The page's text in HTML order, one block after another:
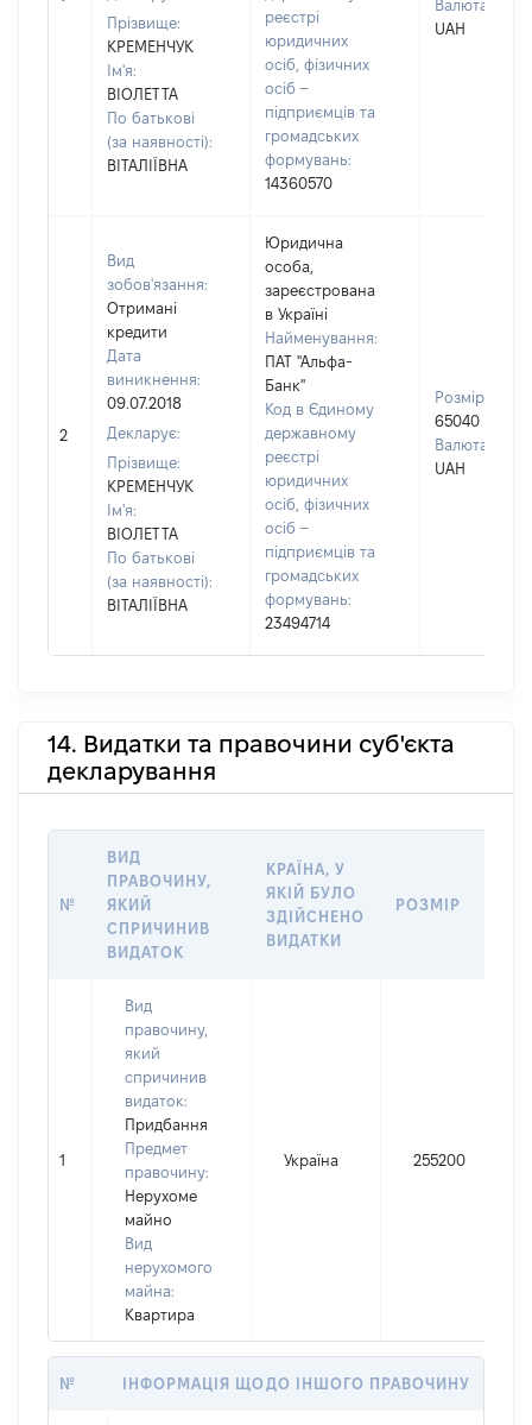
Прізвище:
КРЕМЕНЧУК
Ім'я:
ВІОЛЕТТА
По батькові
(за наявності):
ВІТАЛІЇВНА
реєстрі
юридичних
осіб, фізичних
осіб –
підприємців та
громадських
формувань:
14360570
Валюта:
UAH
2
Вид
зобов'язання:
Отримані
кредити
Дата
виникнення:
09.07.2018
Декларує:
Прізвище:
КРЕМЕНЧУК
Ім'я:
ВІОЛЕТТА
По батькові
(за наявності):
ВІТАЛІЇВНА
Юридична
особа,
зареєстрована
в Україні
Найменування:
ПАТ "Альфа-
Банк"
Код в Єдиному
державному
реєстрі
юридичних
осіб, фізичних
осіб –
підприємців та
громадських
формувань:
23494714
Розмір:
65040
Валюта:
UAH
14. Видатки та правочини суб'єкта
декларування
№
ВИД
ПРАВОЧИНУ,
ЯКИЙ
СПРИЧИНИВ
ВИДАТОК
КРАЇНА, У
ЯКІЙ БУЛО
ЗДІЙСНЕНО
ВИДАТКИ
РОЗМІР
1
Вид
правочину,
який
спричинив
видаток:
Придбання
Предмет
правочину:
Нерухоме
майно
Вид
нерухомого
майна:
Квартира
Україна 255200
№ ІНФОРМАЦІЯ ЩОДО ІНШОГО ПРАВОЧИНУ